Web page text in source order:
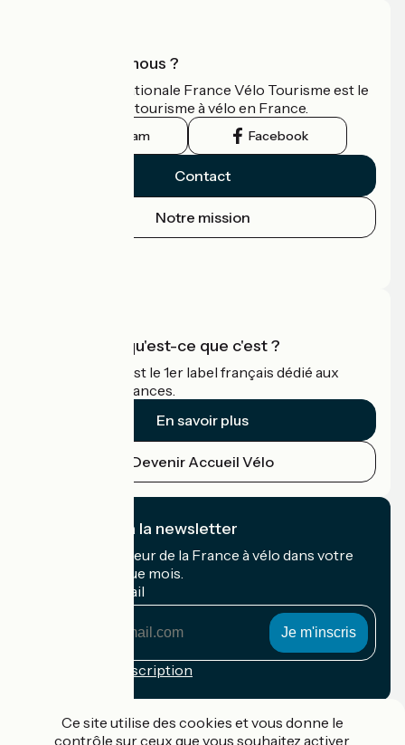
Qui sommes-nous ?
L'association nationale France Vélo Tourisme est le
guide officiel du tourisme à vélo en France.
Instagram Facebook
Contact
Notre mission
Accueil Vélo qu'est-ce que c'est ?
Accueil Vélo c'est le 1er label français dédié aux
cyclistes en vacances.
En savoir plus
Devenir Accueil Vélo
Je m'abonne à la newsletter
Recevez le meilleur de la France à vélo dans votre
boîte mail chaque mois.
Mon adresse mail
Conditions d'inscription
Ce site utilise des cookies et vous donne le
contrôle sur ceux que vous souhaitez activer